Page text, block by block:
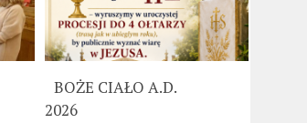
BOŻE CIAŁO A.D.
2026